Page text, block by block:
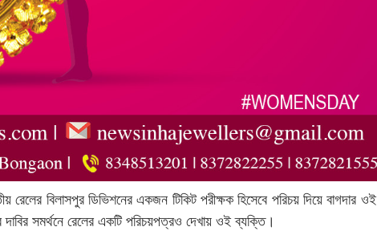
রেলের বিলাসপুর ডিভিশনের একজন টিকিট পরীক্ষক হিসেবে পরিচয় দিয়ে বাগদার ওই
সমর্থনে রেলের একটি পরিচয়পত্রও দেখায় ওই ব্যক্তি।